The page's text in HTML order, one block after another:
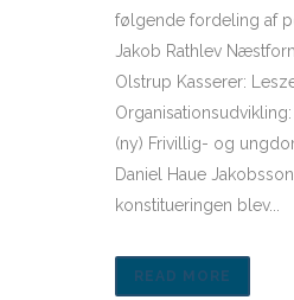
følgende fordeling af
Jakob Rathlev
Olstrup Kasserer:
(ny) Frivillig- og
Daniel Haue
konstitueringen blev...
READ MORE